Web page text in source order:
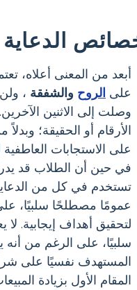
الدعاية
أبعد من المعنى أعلاه،
على الروح والشفقة ،
وصلت إلى الاثنين الآخرين.
الأرقام أو الحقيقة؛
على الاستجابات العاطفية
في حين أن الطلاب قد
تستخدم في كل من الدعاية
عمومًا مصطلحًا سلبيًا،
لتحقيق أهداف إيجابية.
سلبيًا، على الرغم من
المستهدف نفسيًا على
المقام الأول بزيادة